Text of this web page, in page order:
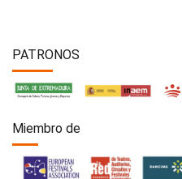
PATRONOS
Miembro de